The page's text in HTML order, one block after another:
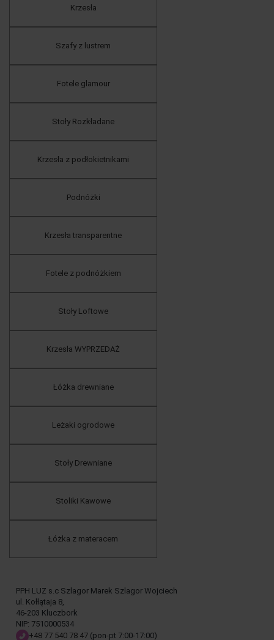
Krzesła
Szafy z lustrem
Fotele glamour
Stoły Rozkładane
Krzesła z podłokietnikami
Podnóżki
Krzesła transparentne
Fotele z podnóżkiem
Stoły Loftowe
Krzesła WYPRZEDAŻ
Łóżka drewniane
Leżaki ogrodowe
Stoły Drewniane
Stoliki Kawowe
Łóżka z materacem
PPH LUZ s.c Szlagor Marek Szlagor Wojciech
ul. Kołłątaja 8,
46-203 Kluczbork
NIP: 7510000534
+48 77 540 78 47 (pon-pt 7:00-17:00)